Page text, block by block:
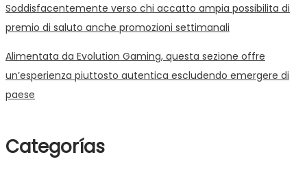
Soddisfacentemente verso chi accatto ampia possibilita di
premio di saluto anche promozioni settimanali
Alimentata da Evolution Gaming, questa sezione offre
un’esperienza piuttosto autentica escludendo emergere di
paese
Categorías